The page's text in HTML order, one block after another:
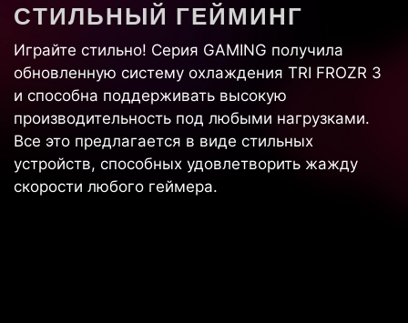
СТИЛЬНЫЙ ГЕЙМИНГ
Играйте стильно! Серия GAMING получила
обновленную систему охлаждения TRI FROZR 3
и способна поддерживать высокую
производительность под любыми нагрузками.
Все это предлагается в виде стильных
устройств, способных удовлетворить жажду
скорости любого геймера.